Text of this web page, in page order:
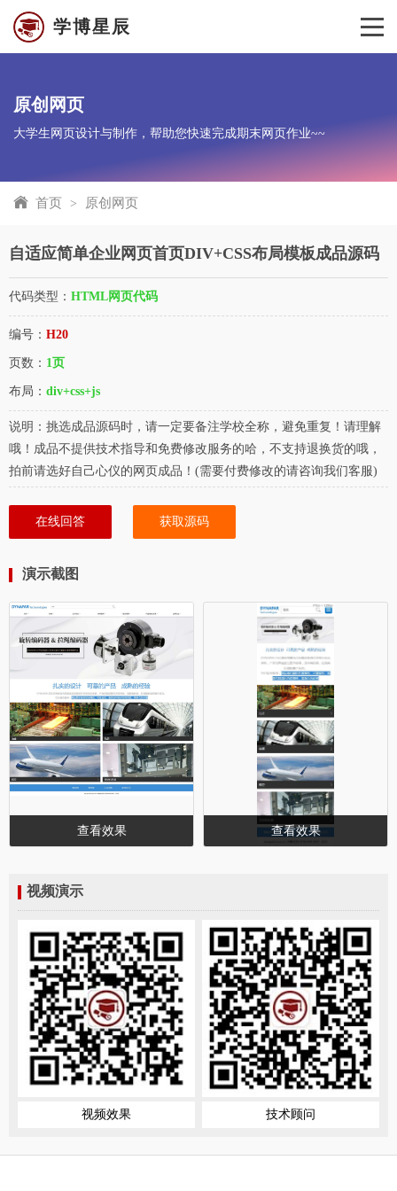
学博星辰
原创网页
大学生网页设计与制作，帮助您快速完成期末网页作业~~
首页 > 原创网页
自适应简单企业网页首页DIV+CSS布局模板成品源码
代码类型： HTML网页代码
编号： H20
页数： 1页
布局： div+css+js
说明：挑选成品源码时，请一定要备注学校全称，避免重复！请理解
哦！成品不提供技术指导和免费修改服务的哈，不支持退换货的哦，
拍前请选好自己心仪的网页成品！(需要付费修改的请咨询我们客服)
在线回答 获取源码
演示截图
查看效果 查看效果
视频演示
视频效果 技术顾问